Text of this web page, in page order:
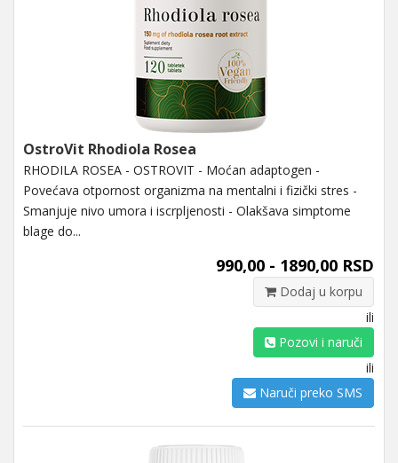
OstroVit Rhodiola Rosea
RHODILA ROSEA - OSTROVIT - Moćan adaptogen -
Povećava otpornost organizma na mentalni i fizički stres -
Smanjuje nivo umora i iscrpljenosti - Olakšava simptome
blage do...
990,00 - 1890,00 RSD
Dodaj u korpu
ili
Pozovi i naruči
ili
Naruči preko SMS